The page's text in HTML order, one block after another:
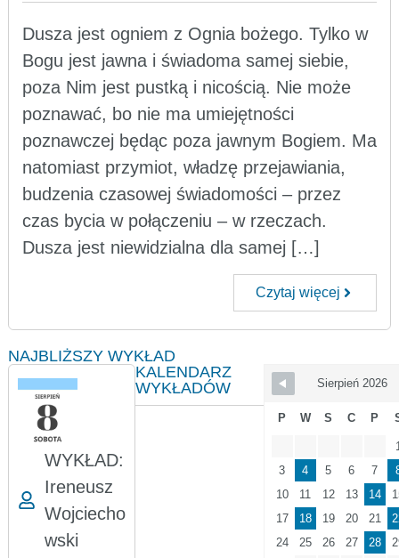
Dusza jest ogniem z Ognia bożego. Tylko w
Bogu jest jawna i świadoma samej siebie,
poza Nim jest pustką i nicością. Nie może
poznawać, bo nie ma umiejętności
poznawczej będąc poza jawnym Bogiem. Ma
natomiast przymiot, władzę przejawiania,
budzenia czasowej świadomości – przez
czas bycia w połączeniu – w rzeczach.
Dusza jest niewidzialna dla samej […]
Czytaj więcej
NAJBLIŻSZY WYKŁAD
WYKŁAD:
Ireneusz
Wojciecho
wski
KALENDARZ
WYKŁADÓW
Sierpień 2026
P W S C P
3
4 5 6 7
10
11 12 13 14
17
18 19 20 21
24
25 26 27 28